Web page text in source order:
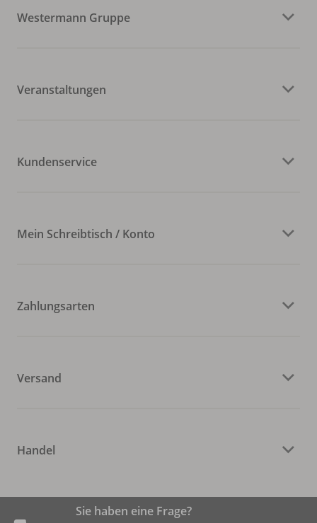
Westermann Gruppe
Veranstaltungen
Kundenservice
Mein Schreibtisch / Konto
Zahlungsarten
Versand
Handel
Sie haben eine Frage?